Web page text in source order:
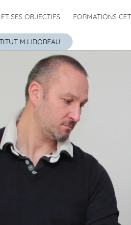
SES OBJECTIFS FORMATIONS
M.LIDOREAU